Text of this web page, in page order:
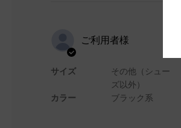
ご利用者様
サイズ
カラー
その他（シュー
ズ以外）
ブラック系